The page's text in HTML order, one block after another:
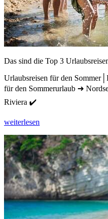
Das sind die Top 3
Urlaubsreisen für den
für den Sommerurlaub ➜
Riviera ✔️
weiterlesen